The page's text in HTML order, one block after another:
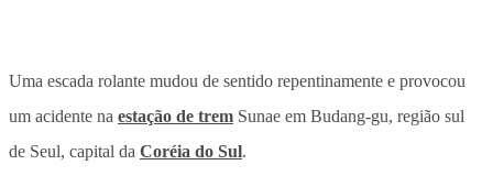
Uma escada rolante mudou de sentido repentinamente e provocou
um acidente na estação de trem Sunae em Budang-gu, região sul
de Seul, capital da Coréia do Sul.